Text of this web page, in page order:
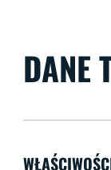
DANE